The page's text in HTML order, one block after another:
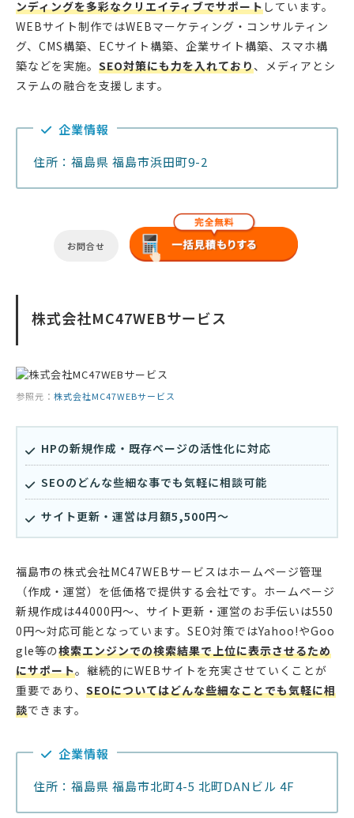
ンディングを多彩なクリエイティブでサポートしています。
WEBサイト制作ではWEBマーケティング・コンサルティン
グ、CMS構築、ECサイト構築、企業サイト構築、スマホ構
築などを実施。 SEO対策にも力を入れており、メディアとシ
ステムの融合を支援します。
企業情報
住所：福島県 福島市浜田町9-2
お問合せ
株式会社MC47WEBサービス
参照元： 株式会社MC47WEBサービス
HPの新規作成・既存ページの活性化に対応
SEOのどんな些細な事でも気軽に相談可能
サイト更新・運営は月額5,500円〜
福島市の株式会社MC47WEBサービスはホームページ管理
（作成・運営）を低価格で提供する会社です。ホームページ
新規作成は44000円〜、サイト更新・運営のお手伝いは550
0円〜対応可能となっています。SEO対策ではYahoo!やGoo
gle等の検索エンジンでの検索結果で上位に表示させるため
にサポート。継続的にWEBサイトを充実させていくことが
重要であり、 SEOについてはどんな些細なことでも気軽に相
談できます。
企業情報
住所：福島県 福島市北町4-5 北町DANビル 4F